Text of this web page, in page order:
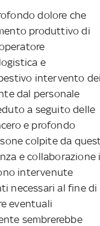
dolore che
produttivo di
e
intervento dei
dal personale
a seguito delle
e profondo
colpite da
e collaborazione
intervenute
necessari al fine di
eventuali
sembrerebbe